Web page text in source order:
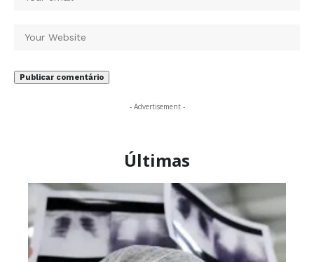
- Advertisement -
Últimas